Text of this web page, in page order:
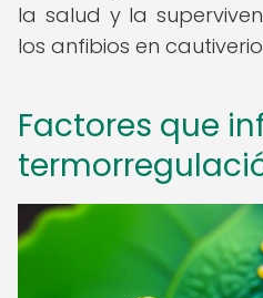
la salud y la
los anfibios en
Factores que